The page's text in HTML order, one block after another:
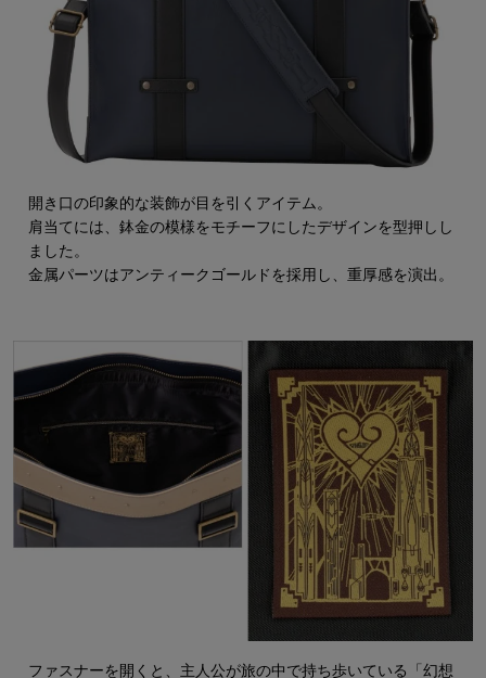
開き口の印象的な装飾が目を引くアイテム。
肩当てには、鉢金の模様をモチーフにしたデザインを型押しし
ました。
金属パーツはアンティークゴールドを採用し、重厚感を演出。
ファスナーを開くと、主人公が旅の中で持ち歩いている「幻想